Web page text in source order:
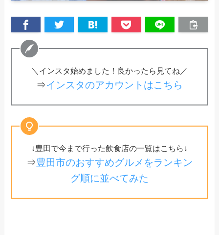
＼インスタ始めました！良かったら見てね／
⇒インスタのアカウントはこちら
↓豊田で今まで行った飲食店の一覧はこちら↓
⇒豊田市のおすすめグルメをランキン
グ順に並べてみた